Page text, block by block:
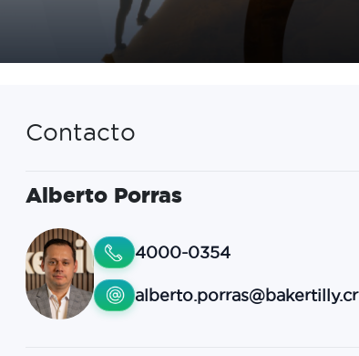
Contacto
Alberto Porras
4000-0354
alberto.porras@bakertilly.cr